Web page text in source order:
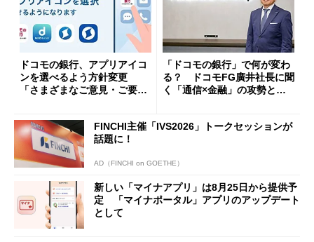
ドコモの銀行、アプリアイコ
ンを選べるよう方針変更
「さまざまなご意見・ご要望
「ドコモの銀行」で何が変わ
る？ ドコモFG廣井社長に聞
く「通信×金融」の攻勢とグ
FINCHI主催「IVS2026」トークセッションが
話題に！
AD（FINCHI on GOETHE）
新しい「マイナアプリ」は8月25日から提供予
定 「マイナポータル」アプリのアップデート
として